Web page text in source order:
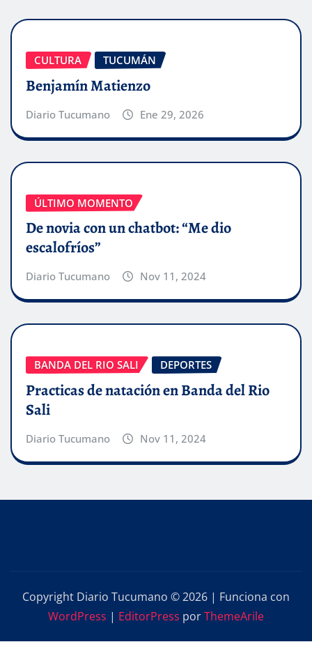
CULTURA TUCUMÁN
Benjamín Matienzo
Diario Tucumano Ene 29, 2026
ÚLTIMO MOMENTO
De novia con un chatbot: “Me dio
escalofríos”
Diario Tucumano Nov 11, 2024
BANDA DEL RIO SALI DEPORTES
Practicas de natación en Banda del Rio
Sali
Diario Tucumano Nov 11, 2024
Copyright Diario Tucumano © 2026 | Funciona con
WordPress | EditorPress porThemeArile